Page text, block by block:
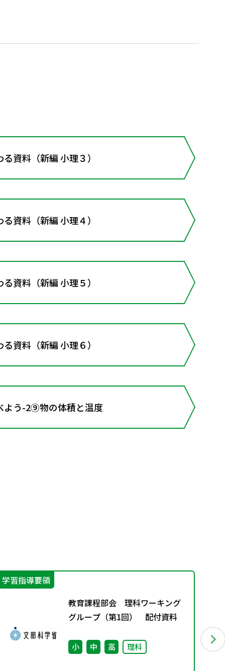
資料（新編 小理３）
資料（新編 小理４）
資料（新編 小理５）
資料（新編 小理６）
よう-2⑨物の体積と温度
学習指導要領
教育課程部会 理科ワーキング
グループ（第1回） 配付資料
小 中 高 理科